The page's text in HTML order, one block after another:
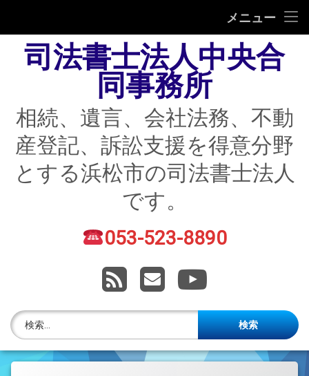
メニュー
相続
不動産登記
債務整理
住宅ローン返済にお困りの方
賃貸トラブル
株主名簿管理人
ご相談について
司法書士法人中央合
同事務所
相続、遺言、会社法務、不動
産登記、訴訟支援を得意分野
とする浜松市の司法書士法人
です。
電話番号: 053-523-8890
RSSメールアドレス
YouTube
検索: